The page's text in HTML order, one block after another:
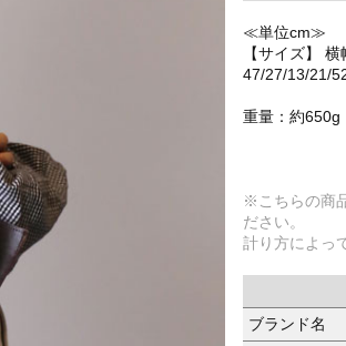
≪単位cm≫
【サイズ】
47/27/13/21/
重量：約650g
※こちらの商
ださい。
計り方によっ
ブランド名